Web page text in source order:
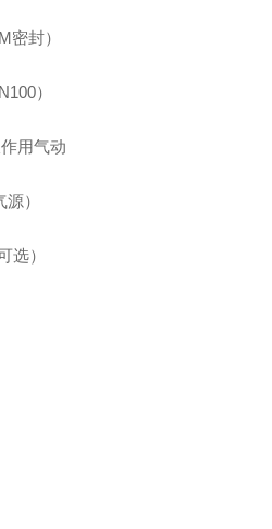
密封）
）
用气动
）
选）